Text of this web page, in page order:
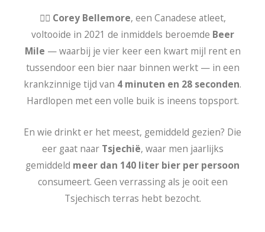
🏃‍♂️ Corey Bellemore, een Canadese atleet,
voltooide in 2021 de inmiddels beroemde Beer
Mile — waarbij je vier keer een kwart mijl rent en
tussendoor een bier naar binnen werkt — in een
krankzinnige tijd van 4 minuten en 28 seconden.
Hardlopen met een volle buik is ineens topsport.
En wie drinkt er het meest, gemiddeld gezien? Die
eer gaat naar Tsjechië, waar men jaarlijks
gemiddeld meer dan 140 liter bier per persoon
consumeert. Geen verrassing als je ooit een
Tsjechisch terras hebt bezocht.